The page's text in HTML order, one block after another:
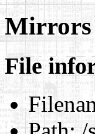
File